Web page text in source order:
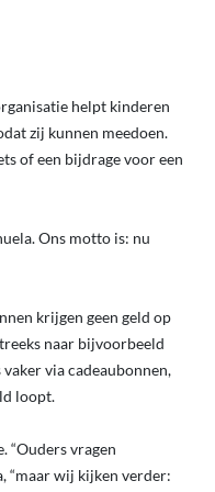
helpt kinderen
zij kunnen meedoen.
of een bijdrage voor een
Ons motto is: nu
krijgen geen geld op
naar bijvoorbeeld
via cadeaubonnen,
loopt.
“Ouders vragen
“maar wij kijken verder: